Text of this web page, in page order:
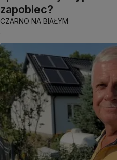
zapobiec?
CZARNO NA BIAŁYM